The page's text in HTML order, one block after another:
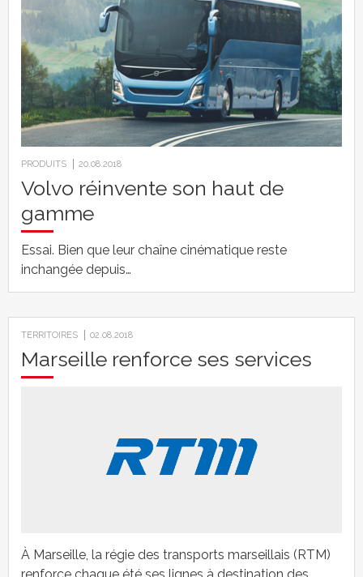
PRODUITS 20.08.2018
Volvo réinvente son haut de
gamme
Essai. Bien que leur chaîne cinématique reste
inchangée depuis…
TERRITOIRES 02.08.2018
Marseille renforce ses services
À Marseille, la régie des transports marseillais (RTM)